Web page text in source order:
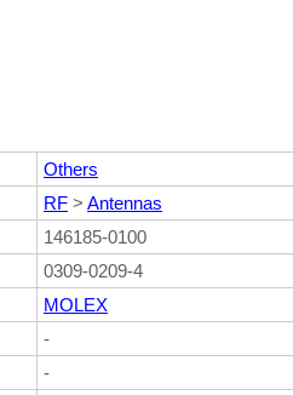
Others
RF > Antennas
146185-0100
0309-0209-4
MOLEX
-
-